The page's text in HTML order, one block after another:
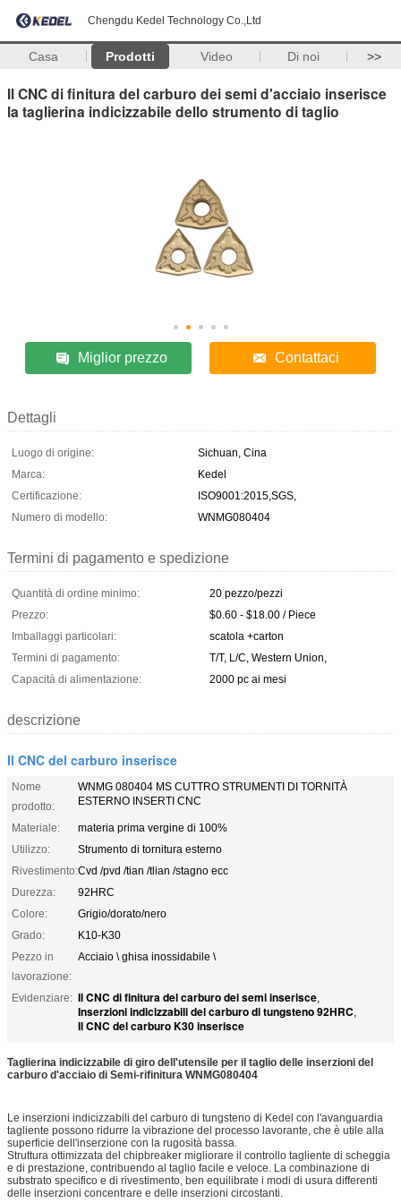
Chengdu Kedel Technology Co.,Ltd
Casa Prodotti Video Di noi >>
Il CNC di finitura del carburo dei semi d'acciaio inserisce
la taglierina indicizzabile dello strumento di taglio
Miglior prezzo Contattaci
Dettagli
Luogo di origine:
Sichuan, Cina
Marca:
Kedel
Certificazione:
ISO9001:2015,SGS,
Numero di modello:
WNMG080404
Termini di pagamento e spedizione
Quantità di ordine minimo:
20 pezzo/pezzi
Prezzo:
$0.60 - $18.00 / Piece
Imballaggi particolari:
scatola +carton
Termini di pagamento:
T/T, L/C, Western Union,
Capacità di alimentazione:
2000 pc ai mesi
descrizione
Il CNC del carburo inserisce
Nome
prodotto:
WNMG 080404 MS CUTTRO STRUMENTI DI TORNITÀ
ESTERNO INSERTI CNC
Materiale:
materia prima vergine di 100%
Utilizzo:
Strumento di tornitura esterno
Rivestimento:Cvd /pvd /tian /tlian /stagno ecc
Durezza:
92HRC
Colore:
Grigio/dorato/nero
Grado:
K10-K30
Pezzo in
lavorazione:
Acciaio \ ghisa inossidabile \
Evidenziare: Il CNC di finitura del carburo dei semi inserisce,
Inserzioni indicizzabili del carburo di tungsteno 92HRC,
Il CNC del carburo K30 inserisce
Taglierina indicizzabile di giro dell'utensile per il taglio delle inserzioni del
carburo d'acciaio di Semi-rifinitura WNMG080404
Le inserzioni indicizzabili del carburo di tungsteno di Kedel con l'avanguardia
tagliente possono ridurre la vibrazione del processo lavorante, che è utile alla
superficie dell'inserzione con la rugosità bassa.
Struttura ottimizzata del chipbreaker migliorare il controllo tagliente di scheggia
e di prestazione, contribuendo al taglio facile e veloce. La combinazione di
substrato specifico e di rivestimento, ben equilibrate i modi di usura differenti
delle inserzioni concentrare e delle inserzioni circostanti.